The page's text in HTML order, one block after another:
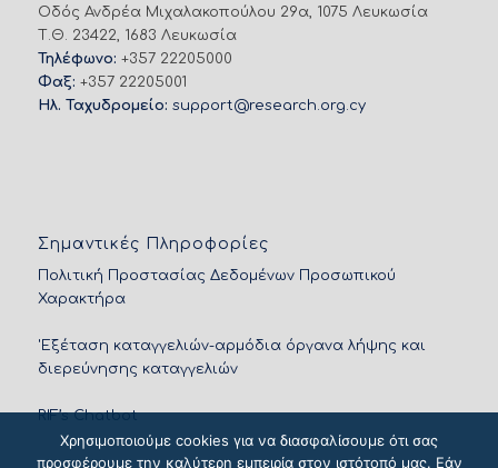
Οδός Ανδρέα Μιχαλακοπούλου 29α, 1075 Λευκωσία
Τ.Θ. 23422, 1683 Λευκωσία
Τηλέφωνο: +357 22205000
Φαξ: +357 22205001
Ηλ. Ταχυδρομείο: support@research.org.cy
Σημαντικές Πληροφορίες
Πολιτική Προστασίας Δεδομένων Προσωπικού
Χαρακτήρα
'Εξέταση καταγγελιών-αρμόδια όργανα λήψης και
διερεύνησης καταγγελιών
RIF’s Chatbot
Χρησιμοποιούμε cookies για να διασφαλίσουμε ότι σας
προσφέρουμε την καλύτερη εμπειρία στον ιστότοπό μας. Εάν